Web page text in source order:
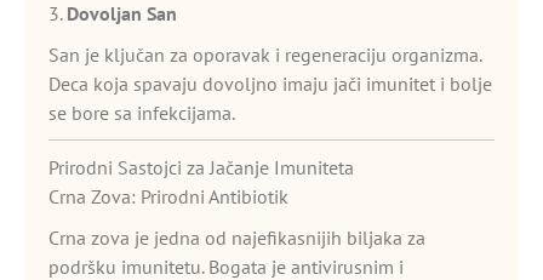
3. Dovoljan San
San je ključan za oporavak i regeneraciju organizma.
Deca koja spavaju dovoljno imaju jači imunitet i bolje
se bore sa infekcijama.
Prirodni Sastojci za Jačanje Imuniteta
Crna Zova: Prirodni Antibiotik
Crna zova je jedna od najefikasnijih biljaka za
podršku imunitetu. Bogata je antivirusnim i